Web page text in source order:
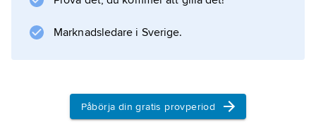
Marknadsledare i Sverige.
Påbörja din gratis provperiod